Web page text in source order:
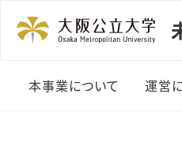
本事業について 運営